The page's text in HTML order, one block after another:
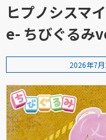
ヒプノシスマ
e- ちびぐるみ
2026年7